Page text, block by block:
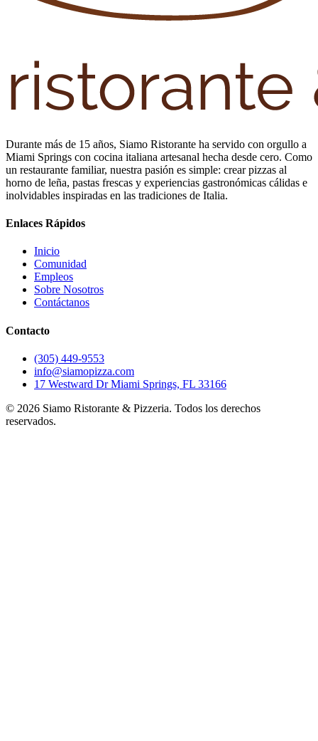
Durante más de 15 años, Siamo Ristorante ha servido con orgullo a
Miami Springs con cocina italiana artesanal hecha desde cero. Como
un restaurante familiar, nuestra pasión es simple: crear pizzas al
horno de leña, pastas frescas y experiencias gastronómicas cálidas e
inolvidables inspiradas en las tradiciones de Italia.
Enlaces Rápidos
Inicio
Comunidad
Empleos
Sobre Nosotros
Contáctanos
Contacto
(305) 449-9553
info@siamopizza.com
17 Westward Dr Miami Springs, FL 33166
© 2026 Siamo Ristorante & Pizzeria. Todos los derechos
reservados.